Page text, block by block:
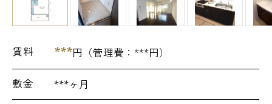
賃料 ***円（管理費： ***円）
敷金 ***ヶ月